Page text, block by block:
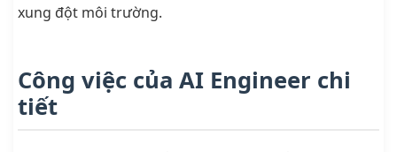
xung đột môi trường.
Công việc của AI Engineer chi
tiết